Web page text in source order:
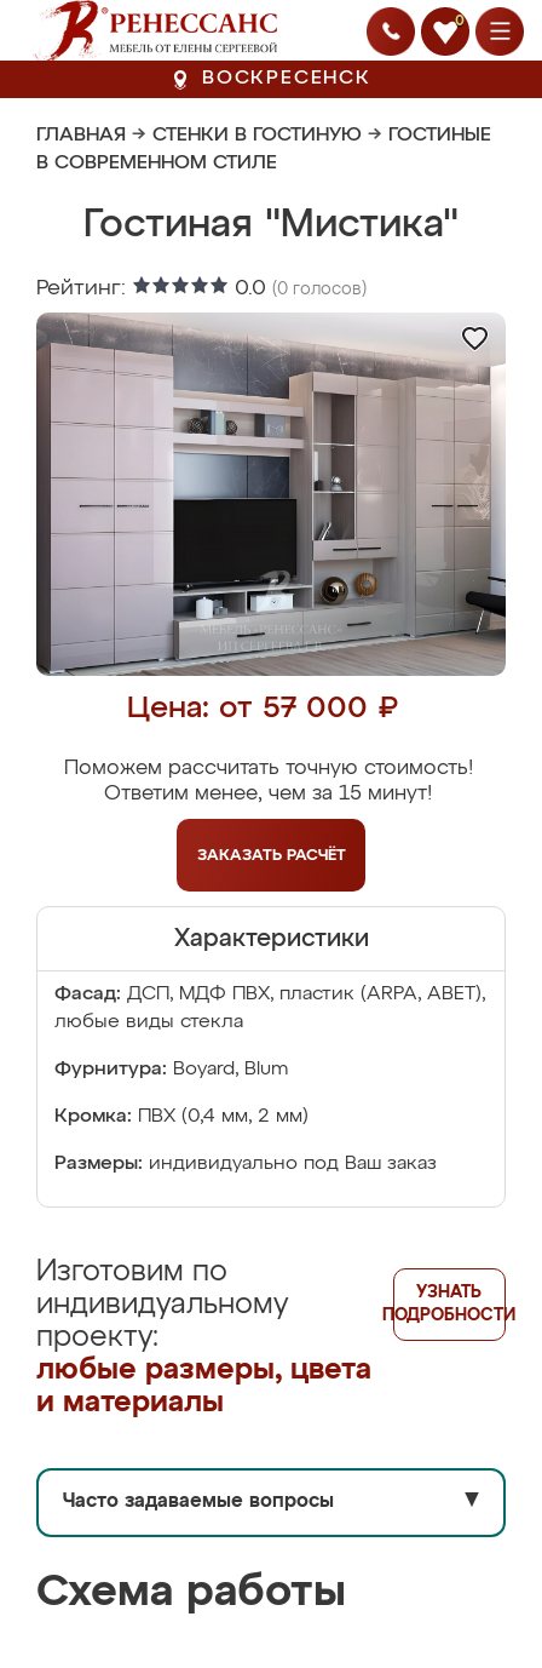
0
ВОСКРЕСЕНСК
ГЛАВНАЯ → СТЕНКИ В ГОСТИНУЮ → ГОСТИНЫЕ
В СОВРЕМЕННОМ СТИЛЕ
Гостиная "Мистика"
Рейтинг: 0.0 (0 голосов)
Цена: от 57 000 ₽
Поможем рассчитать точную стоимость!
Ответим менее, чем за 15 минут!
ЗАКАЗАТЬ РАСЧЁТ
Характеристики
Фасад: ДСП, МДФ ПВХ, пластик (ARPA, ABET),
любые виды стекла
Фурнитура: Boyard, Blum
Кромка: ПВХ (0,4 мм, 2 мм)
Размеры: индивидуально под Ваш заказ
Изготовим по
индивидуальному
проекту:
любые размеры, цвета
и материалы
УЗНАТЬ
ПОДРОБНОСТИ
Часто задаваемые вопросы ▼
Схема работы